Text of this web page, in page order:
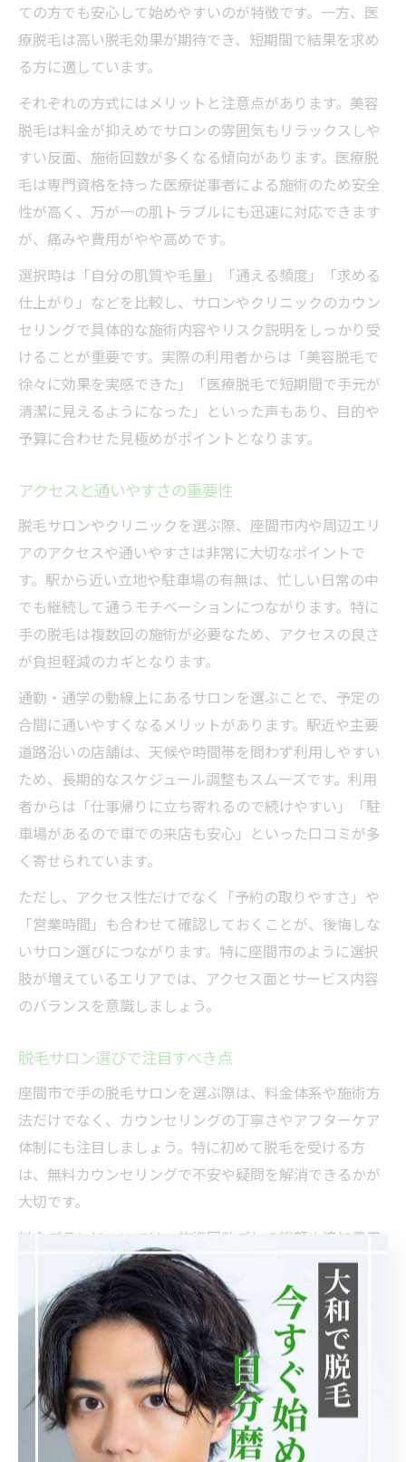
ての方でも安心して始めやすいのが特徴です。一方、医
療脱毛は高い脱毛効果が期待でき、短期間で結果を求め
る方に適しています。
それぞれの方式にはメリットと注意点があります。美容
脱毛は料金が抑えめでサロンの雰囲気もリラックスしや
すい反面、施術回数が多くなる傾向があります。医療脱
毛は専門資格を持った医療従事者による施術のため安全
性が高く、万が一の肌トラブルにも迅速に対応できます
が、痛みや費用がやや高めです。
選択時は「自分の肌質や毛量」「通える頻度」「求める
仕上がり」などを比較し、サロンやクリニックのカウン
セリングで具体的な施術内容やリスク説明をしっかり受
けることが重要です。実際の利用者からは「美容脱毛で
徐々に効果を実感できた」「医療脱毛で短期間で手元が
清潔に見えるようになった」といった声もあり、目的や
予算に合わせた見極めがポイントとなります。
アクセスと通いやすさの重要性
脱毛サロンやクリニックを選ぶ際、座間市内や周辺エリ
アのアクセスや通いやすさは非常に大切なポイントで
す。駅から近い立地や駐車場の有無は、忙しい日常の中
でも継続して通うモチベーションにつながります。特に
手の脱毛は複数回の施術が必要なため、アクセスの良さ
が負担軽減のカギとなります。
通勤・通学の動線上にあるサロンを選ぶことで、予定の
合間に通いやすくなるメリットがあります。駅近や主要
道路沿いの店舗は、天候や時間帯を問わず利用しやすい
ため、長期的なスケジュール調整もスムーズです。利用
者からは「仕事帰りに立ち寄れるので続けやすい」「駐
車場があるので車での来店も安心」といった口コミが多
く寄せられています。
ただし、アクセス性だけでなく「予約の取りやすさ」や
「営業時間」も合わせて確認しておくことが、後悔しな
いサロン選びにつながります。特に座間市のように選択
肢が増えているエリアでは、アクセス面とサービス内容
のバランスを意識しましょう。
脱毛サロン選びで注目すべき点
座間市で手の脱毛サロンを選ぶ際は、料金体系や施術方
法だけでなく、カウンセリングの丁寧さやアフターケア
体制にも注目しましょう。特に初めて脱毛を受ける方
は、無料カウンセリングで不安や疑問を解消できるかが
大切です。
料金プランについては、施術回数ごとの総額や追加費用
の有無、キャンセルポリシーなどを事前に確認すること
がトラブル回避につながります。また、手元は皮膚が薄
くデリケートなため、施術前後のスキンケアや保湿ケア
についても説明があるサロンを選ぶと安心です。
利用者の口コミや実績も参考になりますが、過度な広告
表現や極端な評価には注意しましょう。実際の体験談で
は「スタッフの対応が親切でリラックスできた」「説明